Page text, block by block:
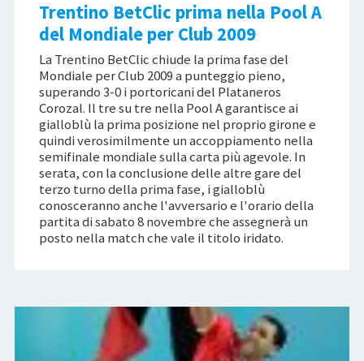
Trentino BetClic prima nella Pool A
del Mondiale per Club 2009
La Trentino BetClic chiude la prima fase del
Mondiale per Club 2009 a punteggio pieno,
superando 3-0 i portoricani del Plataneros
Corozal. Il tre su tre nella Pool A garantisce ai
gialloblù la prima posizione nel proprio girone e
quindi verosimilmente un accoppiamento nella
semifinale mondiale sulla carta più agevole. In
serata, con la conclusione delle altre gare del
terzo turno della prima fase, i gialloblù
conosceranno anche l'avversario e l'orario della
partita di sabato 8 novembre che assegnerà un
posto nella match che vale il titolo iridato.